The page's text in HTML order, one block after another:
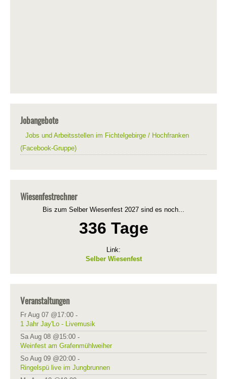
Jobangebote
Jobs und Arbeitsstellen im Fichtelgebirge / Hochfranken
(Facebook-Gruppe)
Wiesenfestrechner
Bis zum Selber Wiesenfest 2027 sind es noch...
336 Tage
Link:
Selber Wiesenfest
Veranstaltungen
Fr Aug 07 @17:00 -
1 Jahr Jay'Lo - Livemusik
Sa Aug 08 @15:00 -
Weinfest am Grafenmühlweiher
So Aug 09 @20:00 -
Ringelspü live im Jungbrunnen